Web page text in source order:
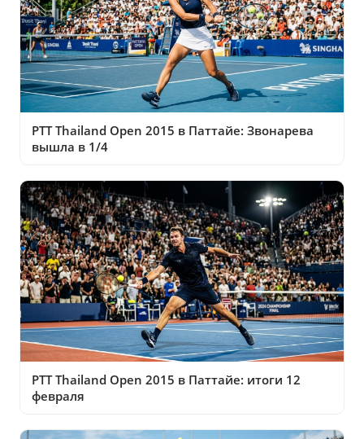
PTT Thailand Open 2015 в Паттайе: Звонарева
вышла в 1/4
PTT Thailand Open 2015 в Паттайе: итоги 12
февраля